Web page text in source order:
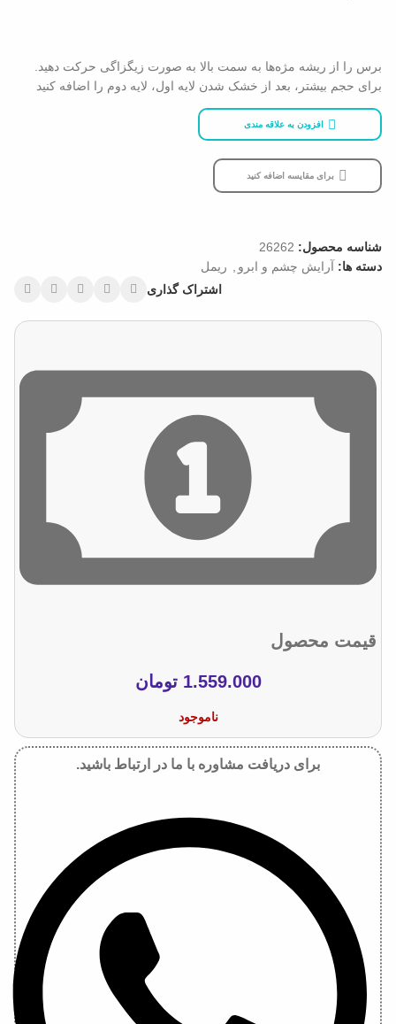
برس را از ریشه مژه‌ها به سمت بالا به صورت زیگزاگی حرکت دهید.
برای حجم بیشتر، بعد از خشک شدن لایه اول، لایه دوم را اضافه کنید
افزودن به علاقه مندی
برای مقایسه اضافه کنید
شناسه محصول: 26262
دسته ها: آرایش چشم و ابرو
ریمل
اشتراک گذاری
قیمت محصول
1.559.000 تومان
ناموجود
برای دریافت مشاوره با ما در ارتباط باشید.